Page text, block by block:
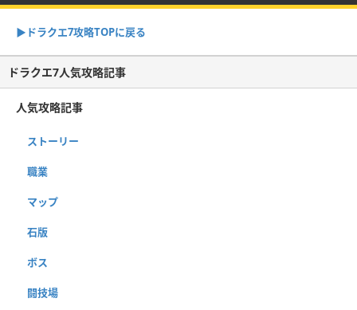
▶︎ドラクエ7攻略TOPに戻る
ドラクエ7人気攻略記事
人気攻略記事
ストーリー
職業
マップ
石版
ボス
闘技場